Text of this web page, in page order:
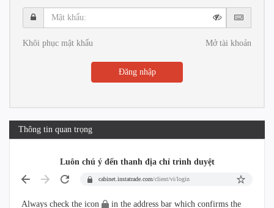
Mật
khẩu:
Khôi phục mật khẩu
Mở tài khoản
Đăng nhập
Thông tin quan trọng
Luôn chú ý đến thanh địa chỉ trình duyệt
cabinet.instatrade.com/client/vi/login
Always check the icon in the address bar which confirms the